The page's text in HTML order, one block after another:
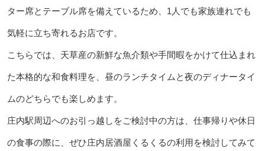
ター席とテーブル席を備えているため、1人でも家族連れでも
気軽に立ち寄れるお店です。
こちらでは、天草産の新鮮な魚介類や手間暇をかけて仕込まれ
た本格的な和食料理を、昼のランチタイムと夜のディナータイ
ムのどちらでも楽しめます。
庄内駅周辺へのお引っ越しをご検討中の方は、仕事帰りや休日
の食事の際に、ぜひ庄内居酒屋くるくるの利用を検討してみて